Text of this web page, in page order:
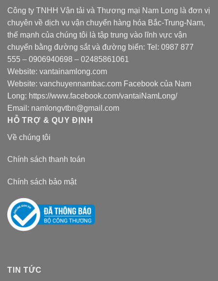
Công ty TNHH Vận tải và Thương mại Nam Long là đơn vị
chuyên về dịch vụ vận chuyển hàng hóa Bắc-Trung-Nam,
thế mạnh của chúng tôi là tập trung vào lĩnh vực vận
chuyển bằng đường sắt và đường biển: Tel: 0987 877
555 – 0906940698 – 02485861061
Website: vantainamlong.com
Website: vanchuyennambac.com Facebook của Nam
Long: https://www.facebook.com/vantaiNamLong/
Email: namlongvtbn@gmail.com
HỖ TRỢ & QUY ĐỊNH
Về chúng tôi
Chính sách thanh toán
Chính sách bảo mật
TIN TỨC